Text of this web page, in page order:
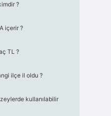
?
içerir ?
TL ?
ilçe il oldu ?
kullanılabilir